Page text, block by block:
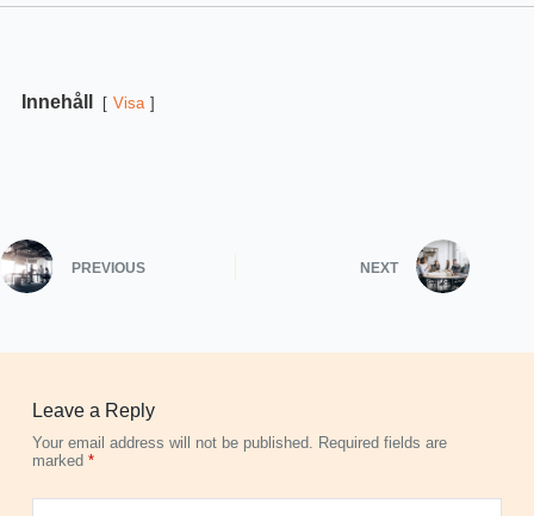
Innehåll Visa
PREVIOUS NEXT
Leave a Reply
Your email address will not be published. Required fields are
marked *